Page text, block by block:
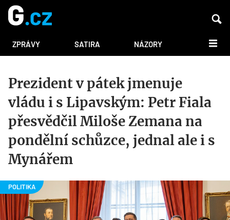
ZPRÁVY SATIRA NÁZORY DALŠÍ
Prezident v pátek jmenuje
vládu i s Lipavským: Petr Fiala
přesvědčil Miloše Zemana na
pondělní schůzce, jednal ale i s
Mynářem